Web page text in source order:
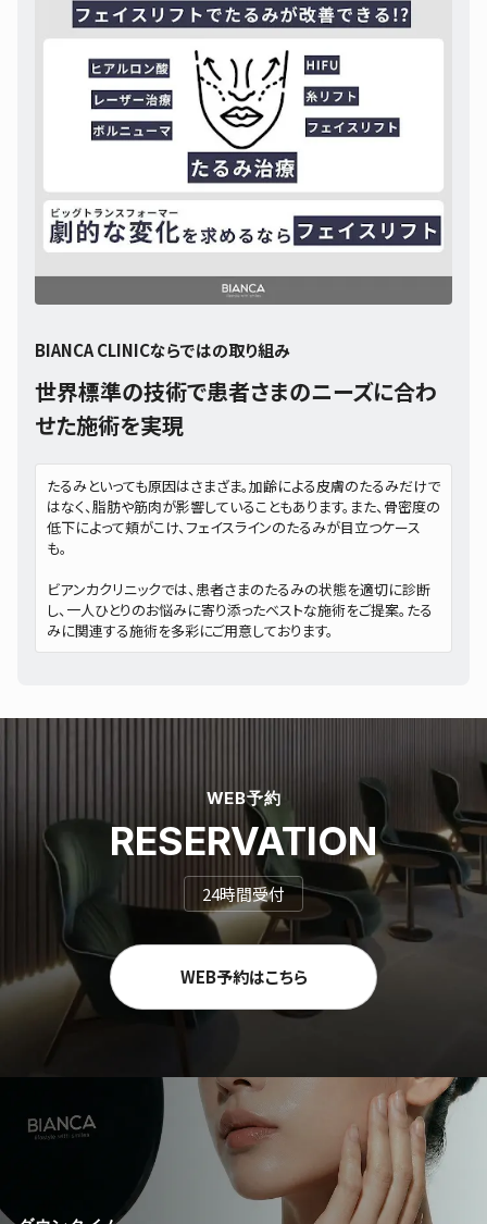
BIANCA CLINICならではの取り組み
世界標準の技術で患者さまのニーズに合わ
せた施術を実現
たるみといっても原因はさまざま。加齢による皮膚のたるみだけで
はなく、脂肪や筋肉が影響していることもあります。また、骨密度の
低下によって頬がこけ、フェイスラインのたるみが目立つケース
も。
ビアンカクリニックでは、患者さまのたるみの状態を適切に診断
し、一人ひとりのお悩みに寄り添ったベストな施術をご提案。たる
みに関連する施術を多彩にご用意しております。
WEB予約
RESERVATION
24時間受付
WEB予約はこちら